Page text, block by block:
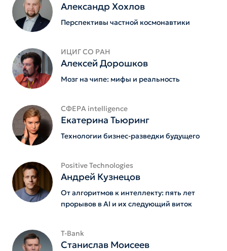
Александр Хохлов
Перспективы частной космонавтики
ИЦИГ СО РАН
Алексей Дорошков
Мозг на чипе: мифы и реальность
СФЕРА intelligence
Екатерина Тьюринг
Технологии бизнес-разведки будущего
Positive Technologies
Андрей Кузнецов
От алгоритмов к интеллекту: пять лет
прорывов в AI и их следующий виток
T-Bank
Станислав Моисеев